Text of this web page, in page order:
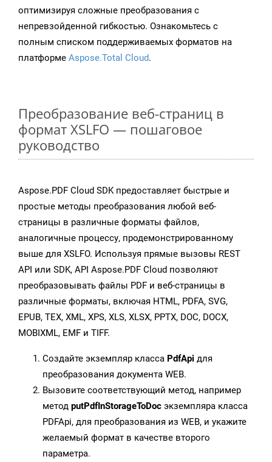
оптимизируя сложные преобразования с
непревзойденной гибкостью. Ознакомьтесь с
полным списком поддерживаемых форматов на
платформе Aspose.Total Cloud.
Преобразование веб-страниц в
формат XSLFO — пошаговое
руководство
Aspose.PDF Cloud SDK предоставляет быстрые и
простые методы преобразования любой веб-
страницы в различные форматы файлов,
аналогичные процессу, продемонстрированному
выше для XSLFO. Используя прямые вызовы REST
API или SDK, API Aspose.PDF Cloud позволяют
преобразовывать файлы PDF и веб-страницы в
различные форматы, включая HTML, PDFA, SVG,
EPUB, TEX, XML, XPS, XLS, XLSX, PPTX, DOC, DOCX,
MOBIXML, EMF и TIFF.
Создайте экземпляр класса PdfApi для
преобразования документа WEB.
Вызовите соответствующий метод, например
метод putPdfInStorageToDoc экземпляра класса
PDFApi, для преобразования из WEB, и укажите
желаемый формат в качестве второго
параметра.